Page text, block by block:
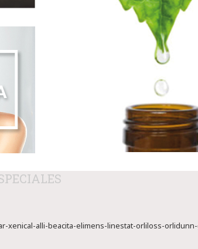
xenical-alli-beacita-elimens-linestat-orliloss-